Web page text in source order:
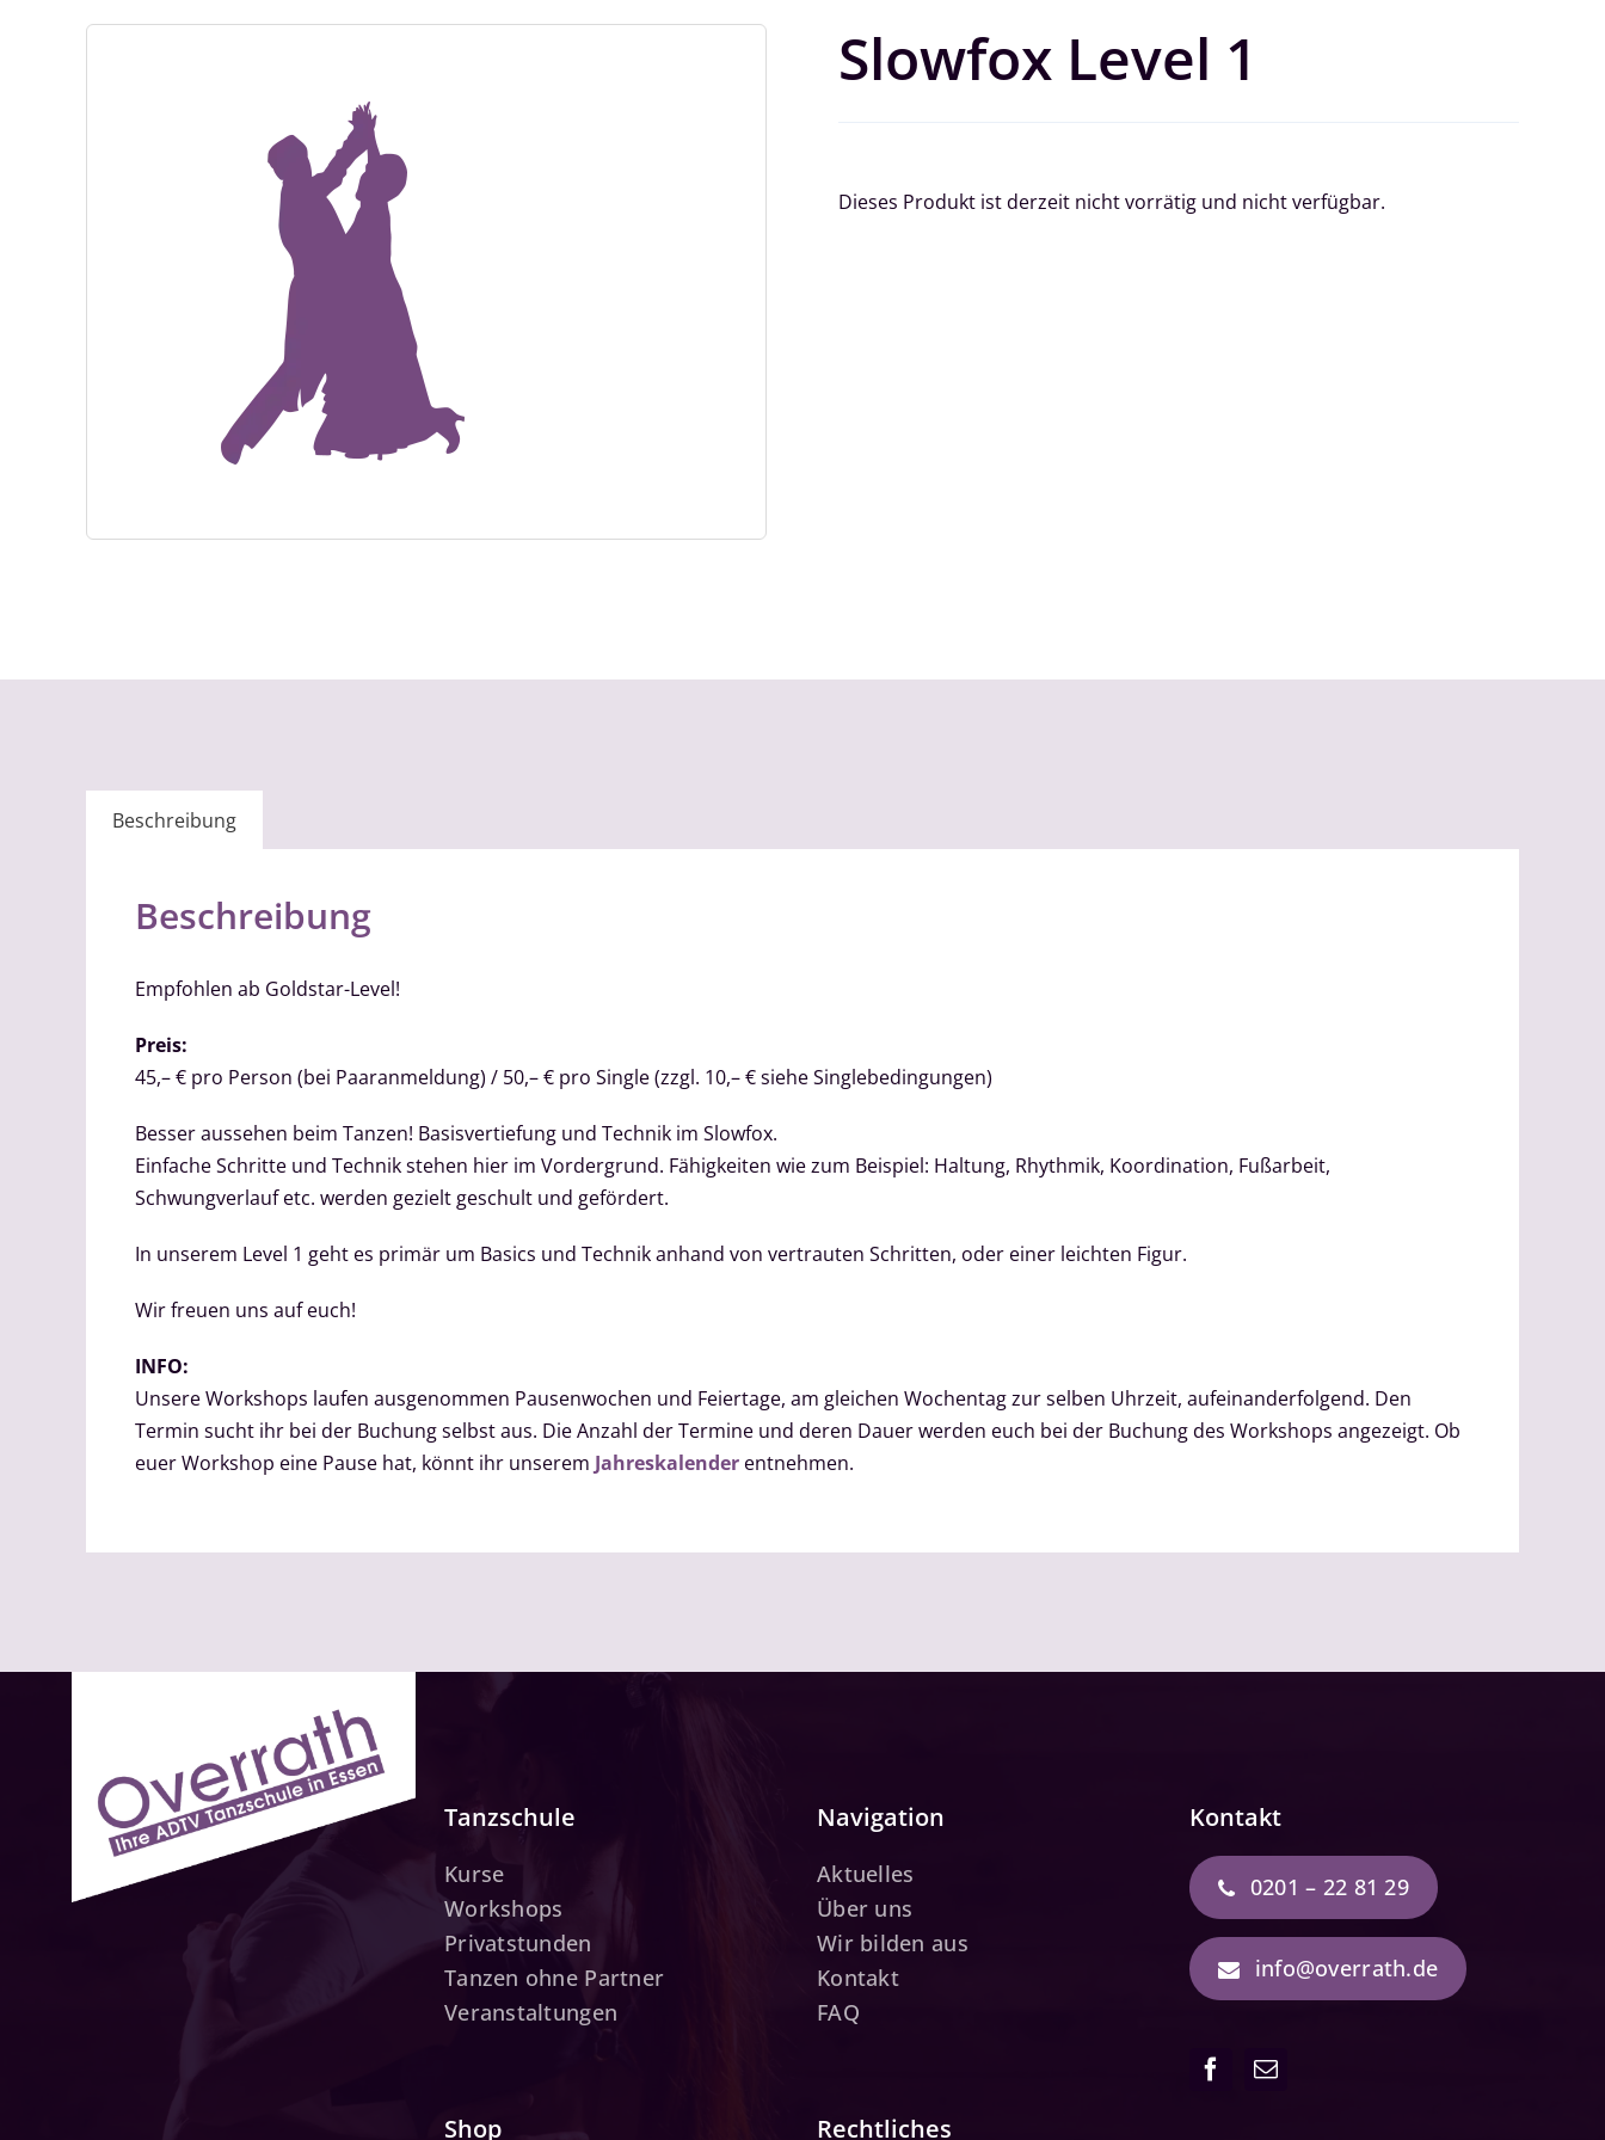
Slowfox Level 1
Dieses Produkt ist derzeit nicht vorrätig und nicht verfügbar.
Beschreibung
Beschreibung
Empfohlen ab Goldstar-Level!
Preis:
45,– € pro Person (bei Paaranmeldung) / 50,– € pro Single (zzgl. 10,– € siehe Singlebedingungen)
Besser aussehen beim Tanzen! Basisvertiefung und Technik im Slowfox.
Einfache Schritte und Technik stehen hier im Vordergrund. Fähigkeiten wie zum Beispiel: Haltung, Rhythmik, Koordination, Fußarbeit,
Schwungverlauf etc. werden gezielt geschult und gefördert.
In unserem Level 1 geht es primär um Basics und Technik anhand von vertrauten Schritten, oder einer leichten Figur.
Wir freuen uns auf euch!
INFO:
Unsere Workshops laufen ausgenommen Pausenwochen und Feiertage, am gleichen Wochentag zur selben Uhrzeit, aufeinanderfolgend. Den
Termin sucht ihr bei der Buchung selbst aus. Die Anzahl der Termine und deren Dauer werden euch bei der Buchung des Workshops angezeigt. Ob
euer Workshop eine Pause hat, könnt ihr unserem Jahreskalenderentnehmen.
Tanzschule
Kurse
Workshops
Privatstunden
Tanzen ohne Partner
Veranstaltungen
Navigation
Aktuelles
Über uns
Wir bilden aus
Kontakt
FAQ
Kontakt
0201 – 22 81 29
info@overrath.de
Shop Rechtliches